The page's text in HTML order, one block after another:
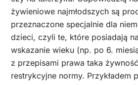
żywieniowe najmłodszych są
przeznaczone specjalnie dla
dzieci, czyli te, które posiadają
wskazanie wieku (np. po 6.
z przepisami prawa taka
restrykcyjne normy. Przykładem